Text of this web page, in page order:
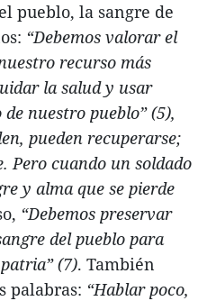
pueblo, la sangre de
“Debemos valorar el
recurso más
la salud y usar
nuestro pueblo” (5),
pueden recuperarse;
Pero cuando un soldado
y alma que se pierde
“Debemos preservar
del pueblo para
(7). También
palabras: “Hablar poco,